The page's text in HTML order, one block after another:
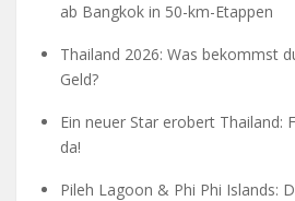
ab Bangkok in 50-km-Etappen
Thailand 2026: Was bekommst
Geld?
Ein neuer Star erobert Thailand:
da!
Pileh Lagoon & Phi Phi Islands: